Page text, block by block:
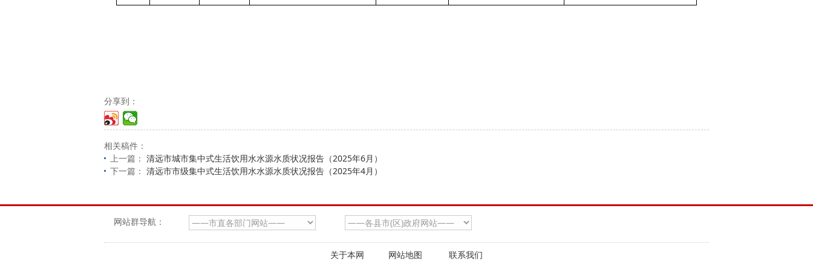
分享到：
相关稿件：
上一篇： 清远市城市集中式生活饮用水水源水质状况报告（2025年6月）
下一篇： 清远市市级集中式生活饮用水水源水质状况报告（2025年4月）
网站群导航：
关于本网 网站地图 联系我们